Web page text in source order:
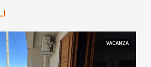
VACANZA